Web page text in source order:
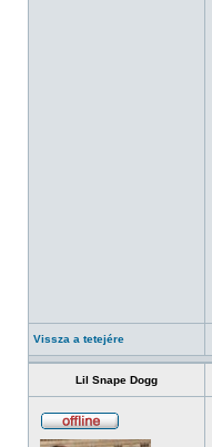
Vissza a tetejére
Lil Snape Dogg